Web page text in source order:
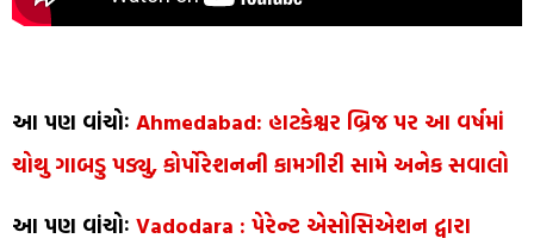
આ પણ વાંચોઃ Ahmedabad: હાટકેશ્વર બ્રિજ પર આ વર્ષમાં
ચોથુ ગાબડુ પડ્યુ, કોર્પોરેશનની કામગીરી સામે અનેક સવાલો
આ પણ વાંચોઃ Vadodara : પેરેન્ટ એસોસિએશન દ્વારા